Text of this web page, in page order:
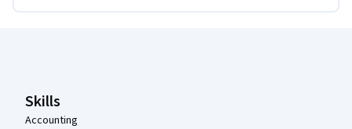
Skills
Accounting